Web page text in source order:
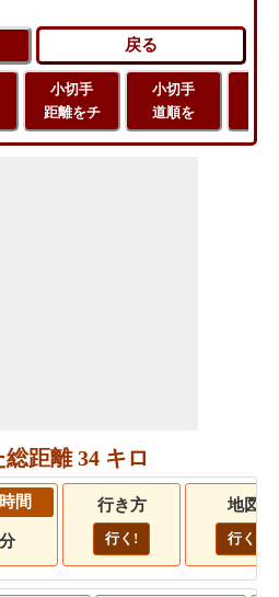
小切手
距離をチ
小切手
道順を
距離 34 キロ
間 行き方
行く!
地図
行く!